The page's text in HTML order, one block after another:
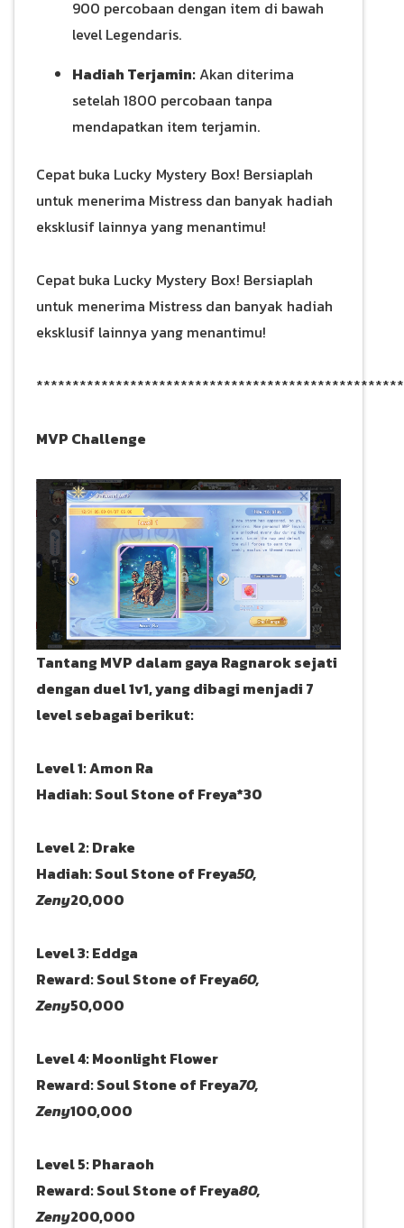
900 percobaan dengan item di bawah
level Legendaris.
Hadiah Terjamin:Akan diterima
setelah 1800 percobaan tanpa
mendapatkan item terjamin.
Cepat buka Lucky Mystery Box! Bersiaplah
untuk menerima Mistress dan banyak hadiah
eksklusif lainnya yang menantimu!
Cepat buka Lucky Mystery Box! Bersiaplah
untuk menerima Mistress dan banyak hadiah
eksklusif lainnya yang menantimu!
MVP Challenge
Tantang MVP dalam gaya Ragnarok sejati
dengan duel 1v1, yang dibagi menjadi 7
level sebagai berikut:
Level 1: Amon Ra
Hadiah: Soul Stone of Freya*30
Level 2: Drake
Hadiah: Soul Stone of Freya50,
Zeny20,000
Level 3: Eddga
Reward: Soul Stone of Freya60,
Zeny50,000
Level 4: Moonlight Flower
Reward: Soul Stone of Freya70,
Zeny100,000
Level 5: Pharaoh
Reward: Soul Stone of Freya80,
Zeny200,000